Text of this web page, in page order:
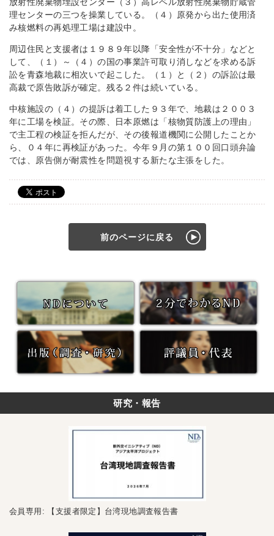
放射性廃棄物埋設センター（３）高レベル放射性廃棄物貯蔵管
理センターの三つを操業している。（４）原発から出た使用済
み核燃料の再処理工場は建設中。
周辺住民と支援者は１９８９年以降「安全性が不十分」などと
して、（１）～（４）の国の事業許可取り消しなどを求める訴
訟を青森地裁に相次いで起こした。（１）と（２）の訴訟は最
高裁で原告敗訴が確定。残る２件は続いている。
中核施設の（４）の提訴は着工した９３年で、地裁は２００３
年に工場を検証。その際、日本原燃は「核物質防護上の理由」
で主工程の検証を拒んだが、その後報道機関に公開したことか
ら、０４年に再検証があった。今年９月の第１００回口頭弁論
では、原告側が耐震性を問題視する新たな主張をした。
前のページに戻る
研究・報告
会員専用: 【支援者限定】台湾現地調査報告書